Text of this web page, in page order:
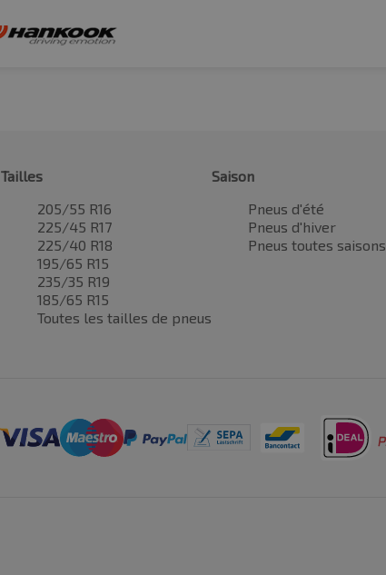
Tailles
205/55 R16
225/45 R17
225/40 R18
195/65 R15
235/35 R19
185/65 R15
Toutes les tailles de pneus
Saison
Pneus d'été
Pneus d'hiver
Pneus toutes saisons